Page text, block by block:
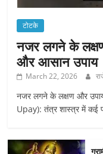
टोटके
नजर लगने के
और आसान उपाय
March 22, 2026
नजर लगने के लक्षण और
Upay): तंत्र शास्त्र में कई